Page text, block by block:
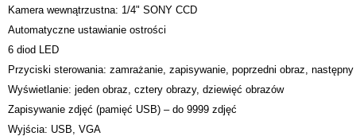
Kamera wewnątrzustna: 1/4" SONY CCD
Automatyczne ustawianie ostrości
6 diod LED
Przyciski sterowania: zamrażanie, zapisywanie, poprzedni obraz,
Wyświetlanie: jeden obraz, cztery obrazy, dziewięć obrazów
Zapisywanie zdjęć (pamięć USB) – do 9999 zdjęć
Wyjścia: USB, VGA